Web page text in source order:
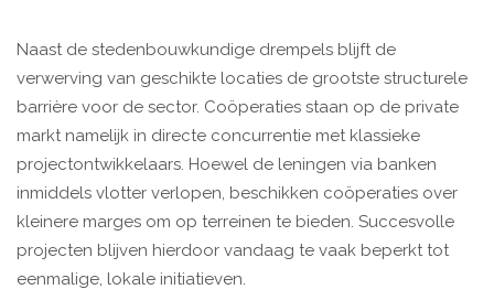
Naast de stedenbouwkundige drempels blijft de
verwerving van geschikte locaties de grootste structurele
barrière voor de sector. Coöperaties staan op de private
markt namelijk in directe concurrentie met klassieke
projectontwikkelaars. Hoewel de leningen via banken
inmiddels vlotter verlopen, beschikken coöperaties over
kleinere marges om op terreinen te bieden. Succesvolle
projecten blijven hierdoor vandaag te vaak beperkt tot
eenmalige, lokale initiatieven.